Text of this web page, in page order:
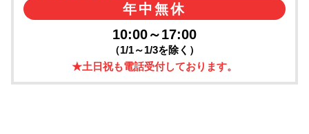
年中無休
10:00～17:00
（1/1～1/3を除く）
★土日祝も電話受付しております。